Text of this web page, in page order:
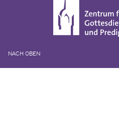
NACH OBEN